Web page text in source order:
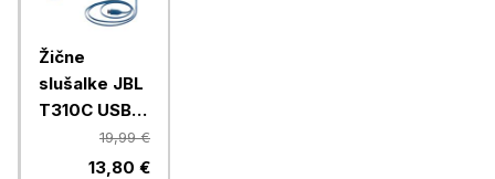
Žične
slušalke JBL
T310C USB-
C, modre19,99 €
13,80 €